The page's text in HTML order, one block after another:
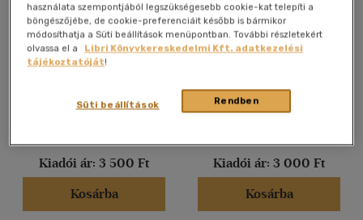
(5)
(4)
Pulmonológia a háziorvosi
gyakorlatban
Kiadói ár: 3 500 Ft
Kosárba
E-könyv
Kiadói ár: 3 000 Ft
Kosárba
használata szempontjából legszükségesebb cookie-kat telepíti a
böngészőjébe, de cookie-preferenciáit később is bármikor
módosíthatja a Süti beállítások menüpontban. További részletekért
olvassa el a
Libri Könyvkereskedelmi Kft. adatkezelési
tájékoztatóját!
Rendben
Süti beállítások